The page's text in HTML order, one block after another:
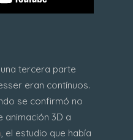
tercera parte
eran contínuos.
se confirmó no
animación 3D a
, el estudio que había